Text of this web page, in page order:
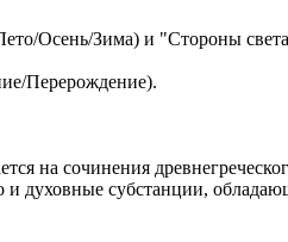
Осень/Зима) и "Стороны
Перерождение).
на сочинения
духовные субстанции,